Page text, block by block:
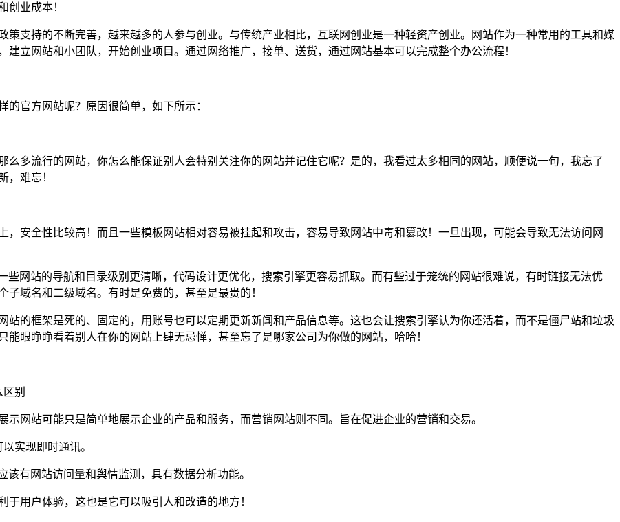
创业成本！
支持的不断完善，越来越多的人参与创业。与传统产业相比，互联网创业是一种轻资产创业。网站作为一种常用的工具和媒
立网站和小团队，开始创业项目。通过网络推广，接单、送货，通过网站基本可以完成整个办公流程！
官方网站呢？原因很简单，如下所示：
多流行的网站，你怎么能保证别人会特别关注你的网站并记住它呢？是的，我看过太多相同的网站，顺便说一句，我忘了
，难忘！
安全性比较高！而且一些模板网站相对容易被挂起和攻击，容易导致网站中毒和篡改！一旦出现，可能会导致无法访问网
些网站的导航和目录级别更清晰，代码设计更优化，搜索引擎更容易抓取。而有些过于笼统的网站很难说，有时链接无法优
域名和二级域名。有时是免费的，甚至是最贵的！
的框架是死的、固定的，用账号也可以定期更新新闻和产品信息等。这也会让搜索引擎认为你还活着，而不是僵尸站和垃圾
眼睁睁看着别人在你的网站上肆无忌惮，甚至忘了是哪家公司为你做的网站，哈哈！
别
网站可能只是简单地展示企业的产品和服务，而营销网站则不同。旨在促进企业的营销和交易。
实现即时通讯。
有网站访问量和舆情监测，具有数据分析功能。
用户体验，这也是它可以吸引人和改造的地方！